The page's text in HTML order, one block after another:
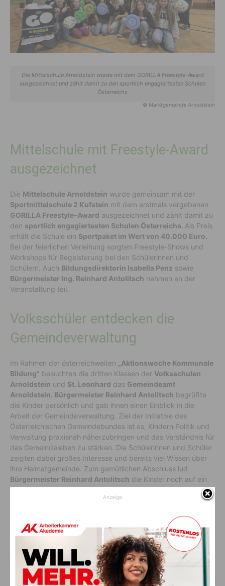
Die Mittelschule Arnoldstein wurde mit dem GORILLA Freestyle-Award
ausgezeichnet und zählt damit zu den sportlich engagiertesten Schulen
Österreichs
© Marktgemeinde Arnoldstein
Mittelschule mit Freestyle-Award
ausgezeichnet
Die Mittelschule Arnoldstein wurde gemeinsam mit der
Sportmittelschule 2 Kufstein mit dem erstmals vergebenen
GORILLA Freestyle-Award ausgezeichnet und zählt damit zu
den sportlich engagiertesten Schulen Österreichs. Als Preis
erhält die Schule ein Sportpaket im Wert von 40.000 Euro.
Bei der feierlichen Verleihung sorgten Freestyle-Shows und
Workshops für Begeisterung bei den Schülerinnen und
Schülern. Auch Bildungsdirektorin Isabella Penz sowie
Bürgermeister Ing. Reinhard Antolitsch nahmen an der
Veranstaltung teil.
Volksschüler entdecken die
Gemeindeverwaltung
Im Rahmen der österreichweiten
„Aktionswoche Kommunale
Bildung“ besuchten die dritten Klassen der Volksschulen
Arnoldstein und St. Leonhard das Gemeindeamt
Arnoldstein. Bürgermeister Reinhard Antolitsch begrüßte
die Kinder persönlich und gab ihnen einen Einblick in die
Arbeit der Gemeindeverwaltung. Ziel der Initiative des
Österreichischen Gemeindebundes ist es, Kindern Politik und
Verwaltung praxisnah näherzubringen und das Verständnis für
das Gemeindeleben zu stärken. Die Schülerinnen und Schüler
zeigten dabei großes Interesse und bereits viel Wissen über
ihre Heimatgemeinde. Zum gemütlichen Abschluss lud
Bürgermeister Reinhard Antolitsch die Kinder noch auf ein
Eis beimEissalon Lisaein.
Anzeige